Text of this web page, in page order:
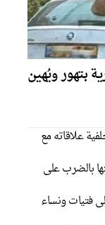
بتهور ويُهين
علاقاته مع
بالضرب على
فتيات ونساء